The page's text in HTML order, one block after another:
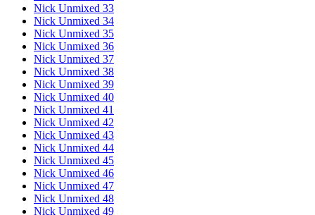
Nick Unmixed 33
Nick Unmixed 34
Nick Unmixed 35
Nick Unmixed 36
Nick Unmixed 37
Nick Unmixed 38
Nick Unmixed 39
Nick Unmixed 40
Nick Unmixed 41
Nick Unmixed 42
Nick Unmixed 43
Nick Unmixed 44
Nick Unmixed 45
Nick Unmixed 46
Nick Unmixed 47
Nick Unmixed 48
Nick Unmixed 49